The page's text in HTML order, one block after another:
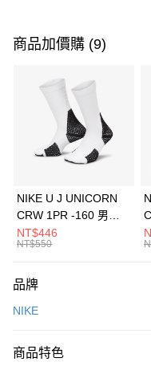
信用卡一次付款
3 期 0 利率 每期
合作金庫商業銀行
華南商業銀行
上海商業儲蓄銀行
元大商業銀行
台灣樂天信用卡公司
Apple Pay
全盈+PAY
AFTEE先享後付
【關於「AFTEE先享後付」】
便利好安心！
３．安心：先確認商品／服務
運送方式
每筆NT$100，滿
商品加價購 (9)
NIKE U J UNICORN
CRW 1PR -160 男女
中統襪 FZ3393100
NT$446
NT$550
品牌
NIKE
商品特色